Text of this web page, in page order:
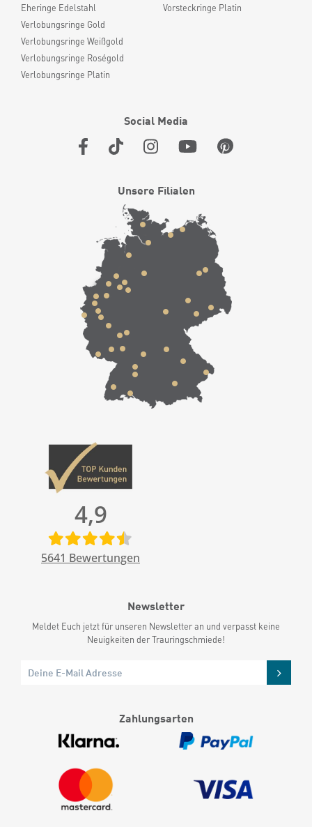
Eheringe Edelstahl
Verlobungsringe Gold
Verlobungsringe Weißgold
Verlobungsringe Roségold
Verlobungsringe Platin
Vorsteckringe Platin
Social Media
Unsere Filialen
4,9
5641 Bewertungen
Newsletter
Meldet Euch jetzt für unseren Newsletter an und verpasst keine
Neuigkeiten der Trauringschmiede!
Zahlungsarten